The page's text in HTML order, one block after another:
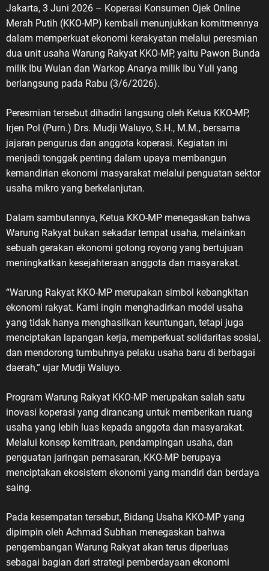
Jakarta, 3 Juni 2026 – Koperasi Konsumen Ojek Online
Merah Putih (KKO-MP) kembali menunjukkan komitmennya
dalam memperkuat ekonomi kerakyatan melalui peresmian
dua unit usaha Warung Rakyat KKO-MP, yaitu Pawon Bunda
milik Ibu Wulan dan Warkop Anarya milik Ibu Yuli yang
berlangsung pada Rabu (3/6/2026).
Peresmian tersebut dihadiri langsung oleh Ketua KKO-MP,
Irjen Pol (Purn.) Drs. Mudji Waluyo, S.H., M.M., bersama
jajaran pengurus dan anggota koperasi. Kegiatan ini
menjadi tonggak penting dalam upaya membangun
kemandirian ekonomi masyarakat melalui penguatan sektor
usaha mikro yang berkelanjutan.
Dalam sambutannya, Ketua KKO-MP menegaskan bahwa
Warung Rakyat bukan sekadar tempat usaha, melainkan
sebuah gerakan ekonomi gotong royong yang bertujuan
meningkatkan kesejahteraan anggota dan masyarakat.
“Warung Rakyat KKO-MP merupakan simbol kebangkitan
ekonomi rakyat. Kami ingin menghadirkan model usaha
yang tidak hanya menghasilkan keuntungan, tetapi juga
menciptakan lapangan kerja, memperkuat solidaritas sosial,
dan mendorong tumbuhnya pelaku usaha baru di berbagai
daerah,” ujar Mudji Waluyo.
Program Warung Rakyat KKO-MP merupakan salah satu
inovasi koperasi yang dirancang untuk memberikan ruang
usaha yang lebih luas kepada anggota dan masyarakat.
Melalui konsep kemitraan, pendampingan usaha, dan
penguatan jaringan pemasaran, KKO-MP berupaya
menciptakan ekosistem ekonomi yang mandiri dan berdaya
saing.
Pada kesempatan tersebut, Bidang Usaha KKO-MP yang
dipimpin oleh Achmad Subhan menegaskan bahwa
pengembangan Warung Rakyat akan terus diperluas
sebagai bagian dari strategi pemberdayaan ekonomi